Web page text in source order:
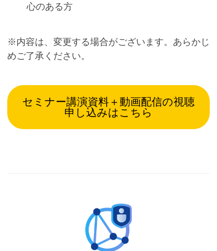
心のある方
※内容は、変更する場合がございます。あらかじ
めご了承ください。
セミナー講演資料＋動画配信の視聴
申し込みはこちら